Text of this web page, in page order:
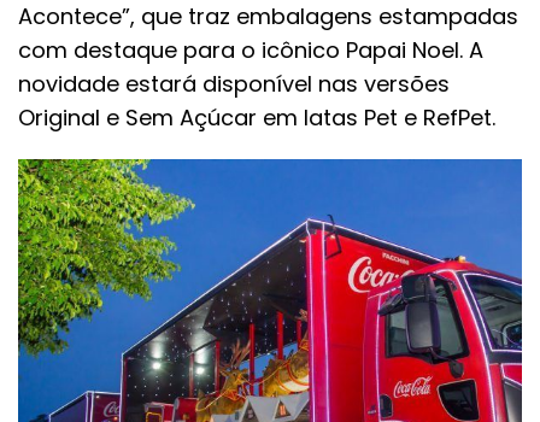
Acontece”, que traz embalagens estampadas
com destaque para o icônico Papai Noel. A
novidade estará disponível nas versões
Original e Sem Açúcar em latas Pet e RefPet.